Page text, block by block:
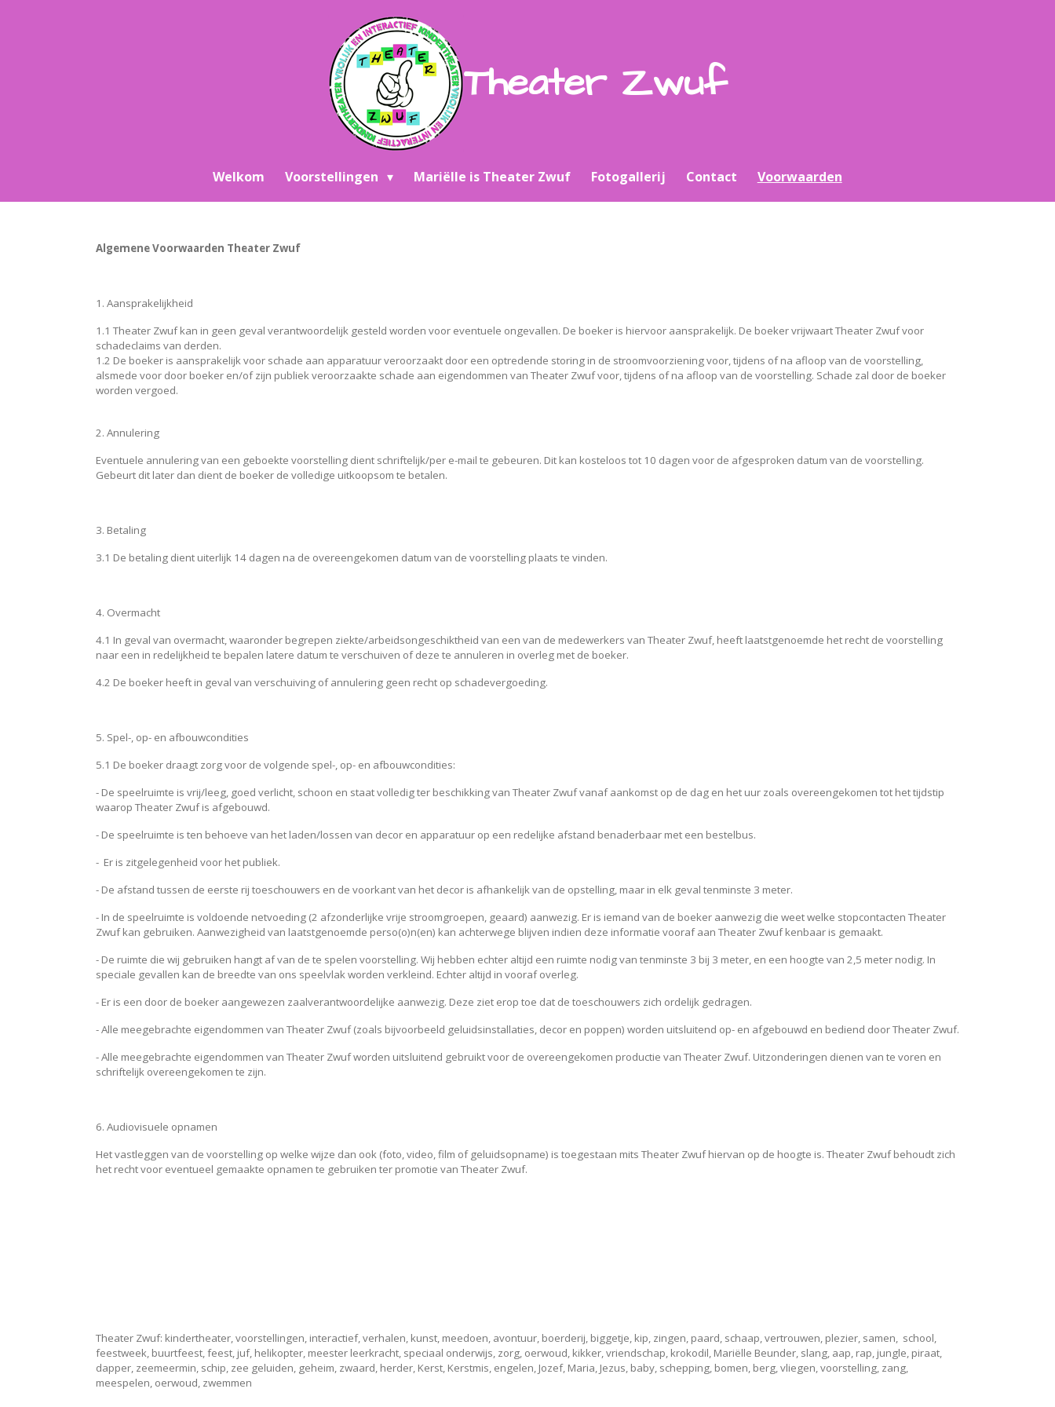
Theater Zwuf
Welkom Voorstellingen Mariëlle is Theater Zwuf Fotogallerij Contact Voorwaarden
Algemene Voorwaarden Theater Zwuf
1. Aansprakelijkheid
1.1 Theater Zwuf kan in geen geval verantwoordelijk gesteld worden voor eventuele ongevallen. De boeker is hiervoor aansprakelijk. De boeker vrijwaart Theater Zwuf voor
schade­claims van derden.
1.2 De boeker is aansprakelijk voor schade aan apparatuur veroorzaakt door een optre­dende storing in de stroomvoorziening ­voor, tijdens of na afloop van de voorstelling,
alsmede voor door boeker en/of zijn publiek veroorzaakte schade aan eigendom­men van Theater Zwuf voor, tijdens of na afloop van de voorstelling. Schade zal door de boeker
worden vergoed.
2. Annulering
Eventuele annulering van een geboekte voorstelling dient schriftelijk/per e-mail te gebeuren. Dit kan kosteloos tot 10 dagen voor de afgesproken datum van de voorstelling.
Gebeurt dit later dan dient de boeker de volledige uitkoopsom te betalen.
3. Betaling
3.1 De betaling dient uiterlijk 14 dagen na de overeengekomen datum van de voorstelling plaats te vinden.
4. Overmacht
4.1 In geval van overmacht, waaronder begrepen ziekte/arbeidsongeschiktheid van een van de medewerkers van Theater Zwuf, heeft laatstgenoemde het recht de voorstelling
naar een in redelijkheid te bepalen latere datum te verschuiven of deze te annuleren in overleg met de boeker.
4.2 De boeker heeft in geval van verschuiving of annulering geen recht op schadevergoeding.
5. Spel-, op- en afbouwcondities
5.1 De boeker draagt zorg voor de volgende spel-, op- en afbouwcondities:
- De speelruimte is vrij/leeg, goed verlicht, schoon en staat volledig ter beschikking van Theater Zwuf vanaf aankomst op de dag en het uur zoals overeengekomen tot het tijdstip
waarop Theater Zwuf is afgebouwd.
- De speelruimte is ten behoeve van het laden/lossen van decor en apparatuur op een redelijke afstand benaderbaar met een bestelbus.
- Er is zitgelegenheid voor het publiek.
- De afstand tussen de eerste rij toeschouwers en de voorkant van het decor is afhankelijk van de opstelling, maar in elk geval tenminste 3 meter.
- In de speelruimte is voldoende netvoeding (2 afzonderlijke vrije stroomgroepen, geaard) aanwezig. Er is iemand van de boeker aanwezig die weet welke stopcontacten Theater
Zwuf kan gebruiken. Aanwezigheid van laatstgenoemde perso(o)n(en) kan achterwege blijven indien deze informatie vooraf aan Theater Zwuf kenbaar is gemaakt.
- De ruimte die wij gebruiken hangt af van de te spelen voorstelling. Wij hebben echter altijd een ruimte nodig van tenminste 3 bij 3 meter, en een hoogte van 2,5 meter nodig. In
speciale gevallen kan de breedte van ons speelvlak worden verkleind. Echter altijd in vooraf overleg.
- Er is een door de boeker aangewezen zaalverantwoordelijke aanwezig. Deze ziet erop toe dat de toeschouwers zich ordelijk gedragen.
- Alle meegebrachte eigendommen van Theater Zwuf (zoals bijvoorbeeld geluidsinstallaties, decor en poppen) worden uitsluitend op- en afgebouwd en bediend door Theater Zwuf.
- Alle meegebrachte eigendommen van Theater Zwuf worden uitsluitend gebruikt voor de overeengekomen productie van Theater Zwuf. Uitzonderingen dienen van te voren en
schriftelijk overeengekomen te zijn.
6. Audiovisuele opnamen
Het vastleggen van de voorstelling op welke wijze dan ook (foto, video, film of geluidsopname) is toegestaan mits Theater Zwuf hiervan op de hoogte is. Theater Zwuf behoudt zich
het recht voor eventueel gemaakte opnamen te gebruiken ter promotie van Theater Zwuf.
Theater Zwuf: kindertheater, voorstellingen, interactief, verhalen, kunst, meedoen, avontuur, boerderij, biggetje, kip, zingen, paard, schaap, vertrouwen, plezier, samen, school,
feestweek, buurtfeest, feest, juf, helikopter, meester leerkracht, speciaal onderwijs, zorg, oerwoud, kikker, vriendschap, krokodil, Mariëlle Beunder, slang, aap, rap, jungle, piraat,
dapper, zeemeermin, schip, zee geluiden, geheim, zwaard, herder, Kerst, Kerstmis, engelen, Jozef, Maria, Jezus, baby, schepping, bomen, berg, vliegen, voorstelling, zang,
meespelen, oerwoud, zwemmen